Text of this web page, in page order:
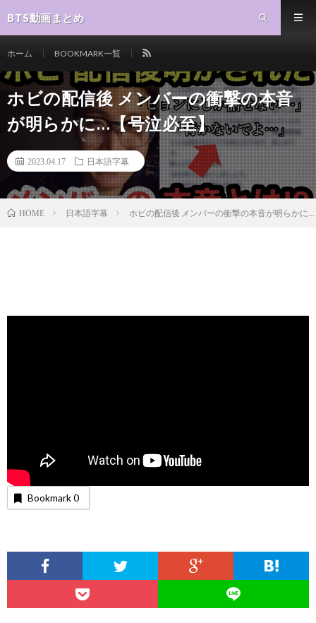
BTS動画まとめ
ホーム BOOKMARK一覧
ホビの配信後 メンバーの衝撃の本音
が明らかに…【号泣必至】
2023.04.17 日本語字幕
HOME 日本語字幕 ホビの配信後 メンバーの衝撃の本音が明らかに
Bookmark0